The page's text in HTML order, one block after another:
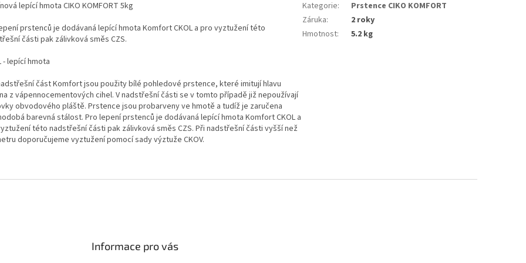
lepící hmota CIKO KOMFORT 5kg
prstenců je dodávaná lepící hmota Komfort CKOL a pro vyztužení této
části pak zálivková směs CZS.
- lepící hmota
část Komfort jsou použity bílé pohledové prstence, které imitují hlavu
z vápennocementových cihel. V nadstřešní části se v tomto případě již nepoužívají
obvodového pláště. Prstence jsou probarveny ve hmotě a tudíž je zaručena
barevná stálost. Pro lepení prstenců je dodávaná lepící hmota Komfort CKOL a
této nadstřešní části pak zálivková směs CZS. Při nadstřešní části vyšší než
doporučujeme vyztužení pomocí sady výztuže CKOV.
Kategorie:
Prstence CIKO KOMFORT
Záruka:
2 roky
Hmotnost: 5.2 kg
Informace pro vás